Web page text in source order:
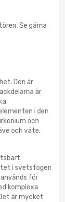
Se gärna
Den är
är
i den
och
och väte.
i svetsfogen
för
komplexa
är mycket